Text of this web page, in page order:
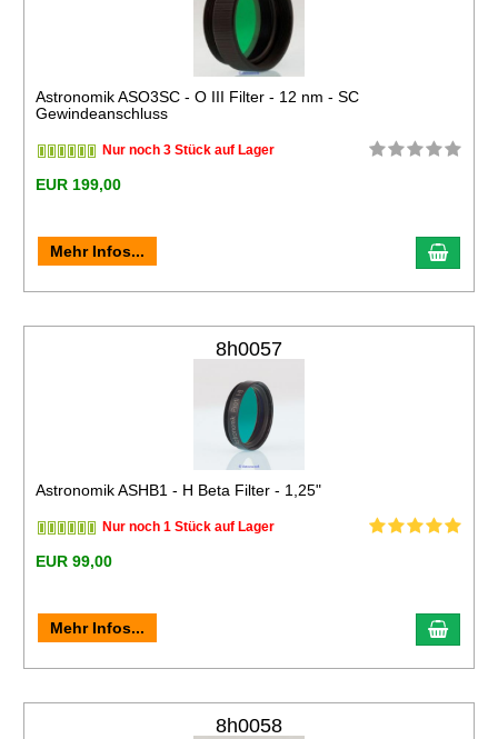
Astronomik ASO3SC - O III Filter - 12 nm - SC
Gewindeanschluss
Nur noch 3 Stück auf Lager
EUR 199,00
Mehr Infos...
8h0057
Astronomik ASHB1 - H Beta Filter - 1,25"
Nur noch 1 Stück auf Lager
EUR 99,00
Mehr Infos...
8h0058